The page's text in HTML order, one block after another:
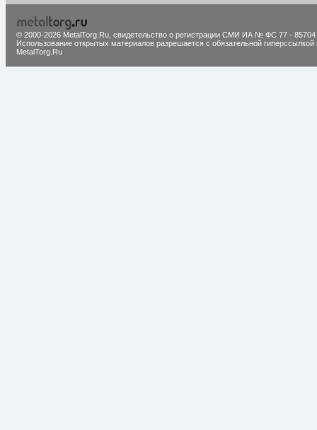
© 2000-2026 MetalTorg.Ru, cвидетельство о регистрации СМИ ИА № ФС 77 - 85704
Использование открытых материалов разрешается с обязательной гиперссылкой
MetalTorg.Ru